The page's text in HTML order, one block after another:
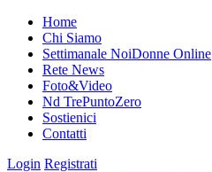
Home
Chi Siamo
Settimanale NoiDonne Online
Rete News
Foto&Video
Nd TrePuntoZero
Sostienici
Contatti
Login Registrati